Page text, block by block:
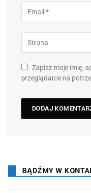
Zapisz moje imię,
przeglądarce na
BĄDŹMY W